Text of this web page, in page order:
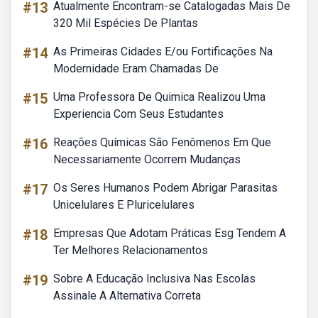
#13 Atualmente Encontram-se Catalogadas Mais De
320 Mil Espécies De Plantas
#14 As Primeiras Cidades E/ou Fortificações Na
Modernidade Eram Chamadas De
#15 Uma Professora De Quimica Realizou Uma
Experiencia Com Seus Estudantes
#16 Reações Químicas São Fenômenos Em Que
Necessariamente Ocorrem Mudanças
#17 Os Seres Humanos Podem Abrigar Parasitas
Unicelulares E Pluricelulares
#18 Empresas Que Adotam Práticas Esg Tendem A
Ter Melhores Relacionamentos
#19 Sobre A Educação Inclusiva Nas Escolas
Assinale A Alternativa Correta